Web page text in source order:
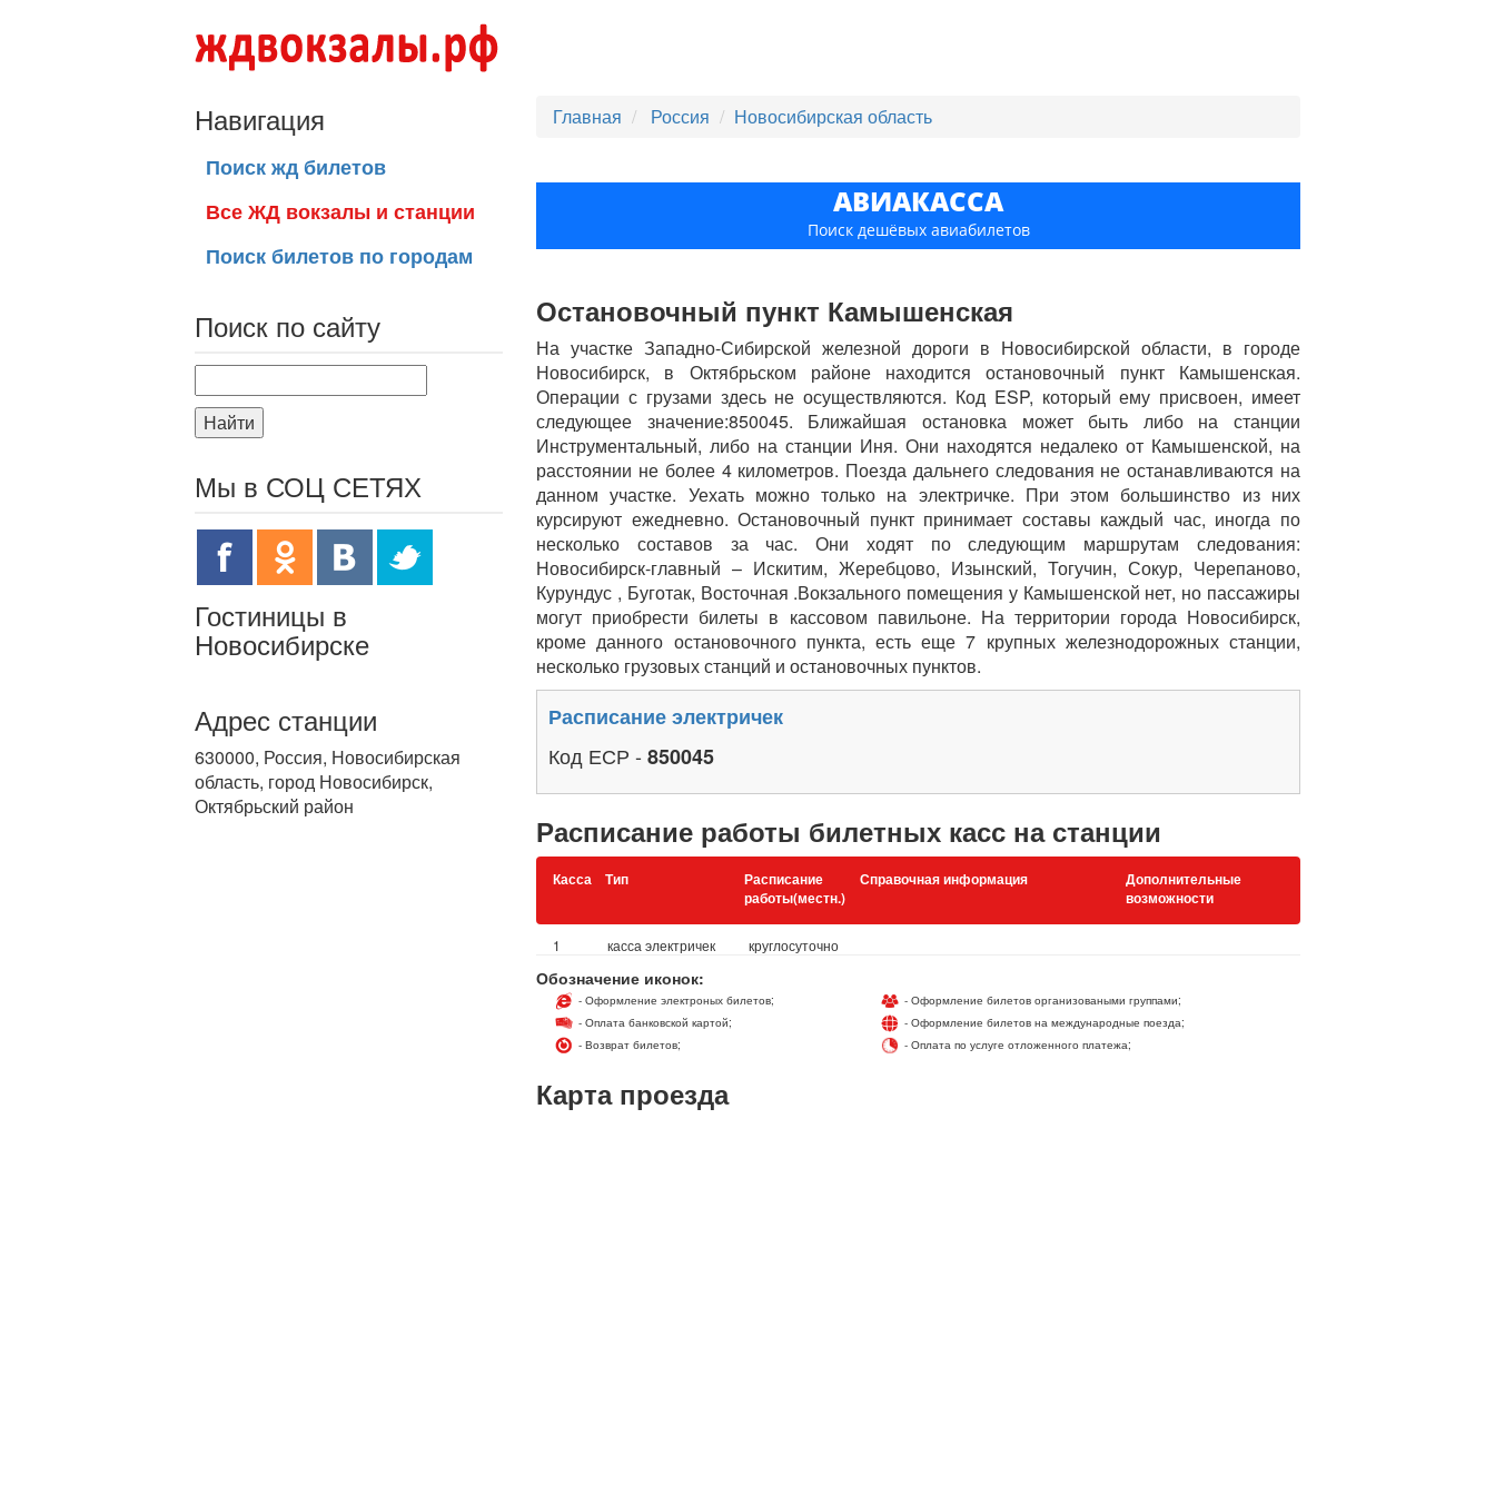
Главная Россия Новосибирская область
АВИАКАССА
Поиск дешёвых авиабилетов
Остановочный пункт Камышенская
На участке Западно-Сибирской железной дороги в Новосибирской области, в городе
Новосибирск, в Октябрьском районе находится остановочный пункт Камышенская.
Операции с грузами здесь не осуществляются. Код ESP, который ему присвоен, имеет
следующее значение:850045. Ближайшая остановка может быть либо на станции
Инструментальный, либо на станции Иня. Они находятся недалеко от Камышенской, на
расстоянии не более 4 километров. Поезда дальнего следования не останавливаются на
данном участке. Уехать можно только на электричке. При этом большинство из них
курсируют ежедневно. Остановочный пункт принимает составы каждый час, иногда по
несколько составов за час. Они ходят по следующим маршрутам следования:
Новосибирск-главный – Искитим, Жеребцово, Изынский, Тогучин, Сокур, Черепаново,
Курундус , Буготак, Восточная .Вокзального помещения у Камышенской нет, но пассажиры
могут приобрести билеты в кассовом павильоне. На территории города Новосибирск,
кроме данного остановочного пункта, есть еще 7 крупных железнодорожных станции,
несколько грузовых станций и остановочных пунктов.
Расписание электричек
Код ЕСР -850045
Расписание работы билетных касс на станции
Касса Тип
Расписание
работы(местн.)
Справочная информация
Дополнительные
возможности
1 касса электричек круглосуточно
Обозначение иконок:
- Оформление электроных билетов;
- Оплата банковской картой;
- Возврат билетов;
- Оформление билетов организоваными группами;
- Оформление билетов на международные поезда;
- Оплата по услуге отложенного платежа;
Карта проезда
Навигация
Поиск жд билетов
Все ЖД вокзалы и станции
Поиск билетов по городам
Поиск по сайту
Найти
Мы в СОЦ СЕТЯХ
Гостиницы в
Новосибирске
Адрес станции
630000, Россия, Новосибирская
область, город Новосибирск,
Октябрьский район